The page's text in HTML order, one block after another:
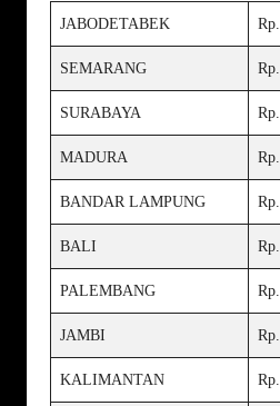
JABODETABEK
SEMARANG
SURABAYA
MADURA
BANDAR LAMPUNG
BALI
PALEMBANG
JAMBI
KALIMANTAN